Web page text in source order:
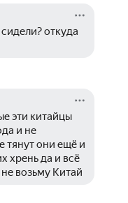
откуда
эти китайцы
и не
тянут они ещё и
хрень да и всё
возьму Китай